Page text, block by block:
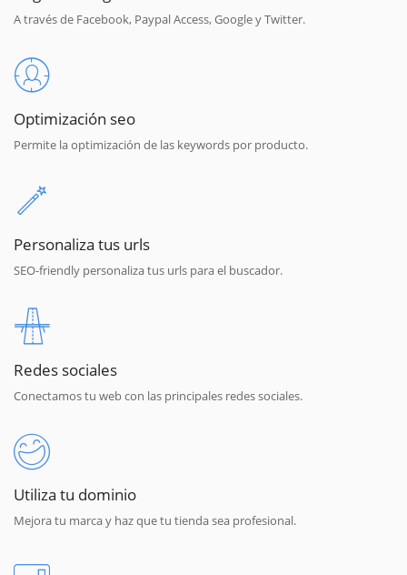
A través de Facebook, Paypal Access, Google y Twitter.
Optimización seo
Permite la optimización de las keywords por producto.
Personaliza tus urls
SEO-friendly personaliza tus urls para el buscador.
Redes sociales
Conectamos tu web con las principales redes sociales.
Utiliza tu dominio
Mejora tu marca y haz que tu tienda sea profesional.